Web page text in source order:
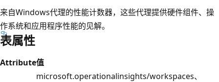
来自Windows代理的性能计数器，这些代理提供硬件组件、操
作系统和应用程序性能的见解。
表属性
Attribute值
microsoft.operationalinsights/workspaces、